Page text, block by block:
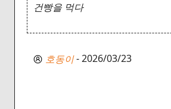
건빵을 먹다
호동이- 2026/03/23